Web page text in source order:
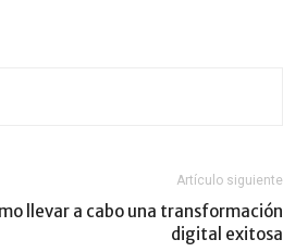
Artículo siguiente
llevar a cabo una transformación
digital exitosa